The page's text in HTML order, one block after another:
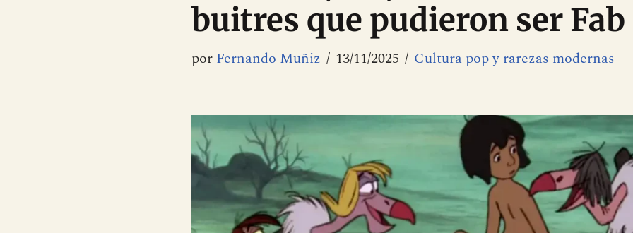
buitres que pudieron ser
por Fernando Muñiz 13/11/2025 Cultura pop y rarezas modernas